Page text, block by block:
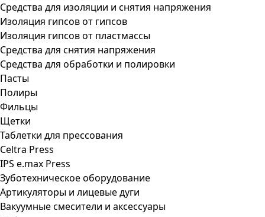
Средства для изоляции и снятия напряжения
Изоляция гипсов от гипсов
Изоляция гипсов от пластмассы
Средства для снятия напряжения
Средства для обработки и полировки
Пасты
Полиры
Фильцы
Щетки
Таблетки для прессования
Celtra Press
IPS e.max Press
Зуботехническое оборудование
Артикуляторы и лицевые дуги
Вакуумные смесители и аксессуары